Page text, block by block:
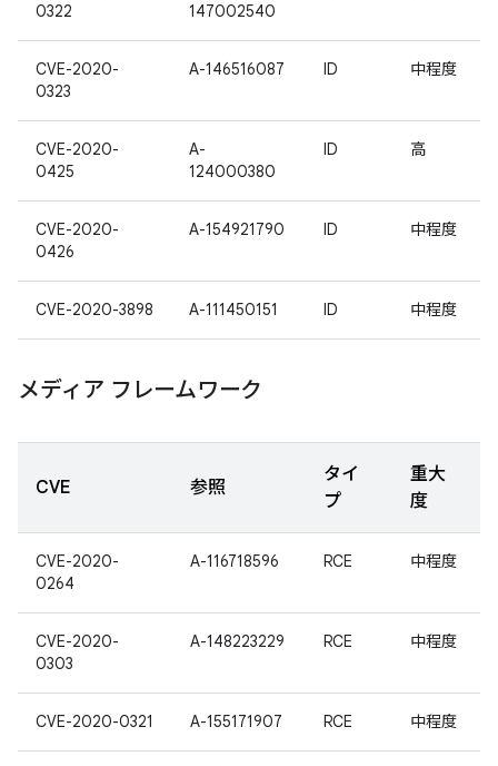
0322
147002540
CVE-2020-
0323
A-146516087 ID 中程度
CVE-2020-
0425
A-
124000380
ID 高
CVE-2020-
0426
A-154921790 ID 中程度
CVE-2020-3898 A-111450151 ID 中程度
メディア フレームワーク
CVE 参照
タイ
プ
重大
度
CVE-2020-
0264
A-116718596 RCE 中程度
CVE-2020-
0303
A-148223229 RCE 中程度
CVE-2020-0321 A-155171907 RCE 中程度